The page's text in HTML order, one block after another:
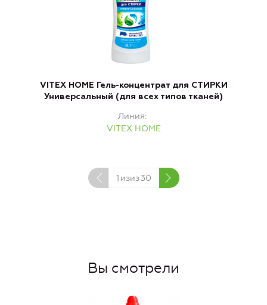
VITEX HOME Гель-концентрат для СТИРКИ
Универсальный (для всех типов тканей)
Линия
VITEX HOME
1 изиз30
Вы смотрели